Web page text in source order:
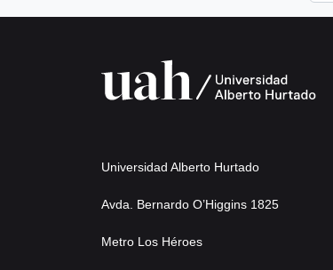
Universidad Alberto Hurtado
Avda. Bernardo O’Higgins 1825
Metro Los Héroes